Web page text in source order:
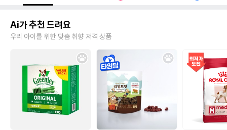
Ai가 추천 드려요
우리 아이를 위한 맞춤 취향 저격 상품